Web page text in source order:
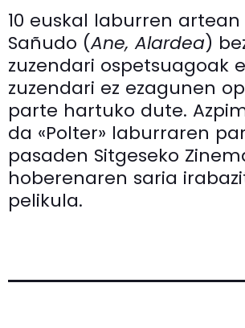
10 euskal laburren artean
Sañudo (Ane, Alardea)
zuzendari ospetsuagoak
zuzendari ez ezagunen
parte hartuko dute.
da «Polter» laburraren
pasaden Sitgeseko
hoberenaren saria
pelikula.